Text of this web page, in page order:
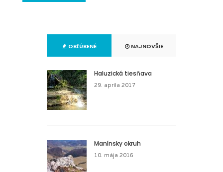
OBĽÚBENÉ NAJNOVŠIE
Haluzická tiesňava
29. apríla 2017
Manínsky okruh
10. mája 2016